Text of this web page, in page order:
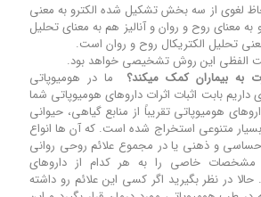
لحاظ لغوی از سه بخش تشکیل شده الکترو به معنی
به معنای روح و روان و آنالیز هم به معنای تحلیل
تحلیل الکتریکال روح و روان است.
الفظی این روش تشخیصی خواهد بود.
بیماران کمک میکند؟
ما در هومیوپاتی
بابت اثبات اثرات داروهای هومیوپاتی شما
هومیوپاتی تقریباً از منابع گیاهی، حیوانی
متنوعی استخراج شده است. که آن ها انواع
و ذهنی یا در مجموع علائم روحی روانی
مشخصات خاصی را به هر کدام از داروهای
در نظر بگیرید اگر کسی این علائم رو داشته